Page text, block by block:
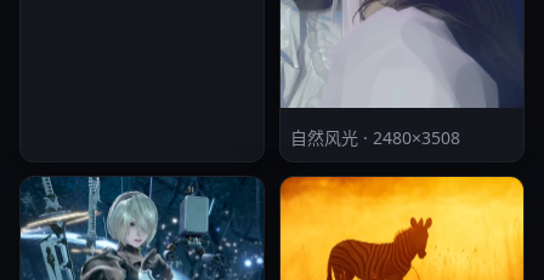
自然风光 · 2480×3508